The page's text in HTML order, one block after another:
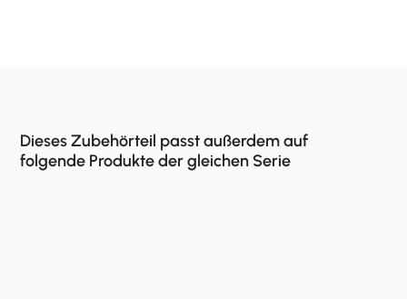
Dieses Zubehörteil passt außerdem auf
folgende Produkte der gleichen Serie